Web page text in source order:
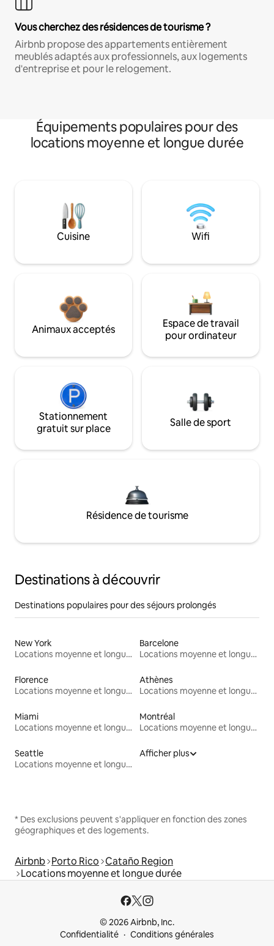
Vous cherchez des résidences de tourisme ?
Airbnb propose des appartements entièrement
meublés adaptés aux professionnels, aux logements
d'entreprise et pour le relogement.
Équipements populaires pour des
locations moyenne et longue durée
Cuisine Wifi
Animaux acceptés
Espace de travail
pour ordinateur
Stationnement
gratuit sur place
Salle de sport
Résidence de tourisme
Destinations à découvrir
Destinations populaires pour des séjours prolongés
New York
Locations moyenne et longue durée
Barcelone
Locations moyenne et longue durée
Florence
Locations moyenne et longue durée
Athènes
Locations moyenne et longue durée
Miami
Locations moyenne et longue durée
Montréal
Locations moyenne et longue durée
Seattle
Locations moyenne et longue durée
Afficher plus
* Des exclusions peuvent s'appliquer en fonction des zones
géographiques et des logements.
Airbnb Porto Rico Cataño Region
Locations moyenne et longue durée
© 2026 Airbnb, Inc.
Confidentialité
Conditions générales